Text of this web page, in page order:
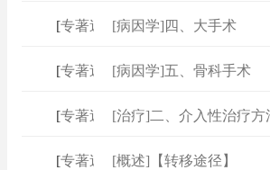
专著速查]
[病因学]四、大手术
专著速查]
[病因学]五、骨科手术
专著速查]
[治疗]二、介入性治疗方
专著速查]
[概述]【转移途径】